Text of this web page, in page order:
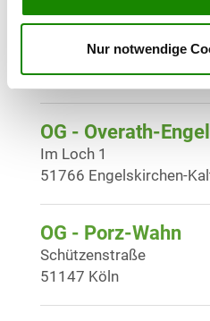
Nur notwendige
OG - Loope von
An der Hängebrücke
51766 Engelskirchen-
OG - Overath-
Im Loch 1
51766 Engelskirchen-
OG - Porz-Wahn
Schützenstraße
51147 Köln